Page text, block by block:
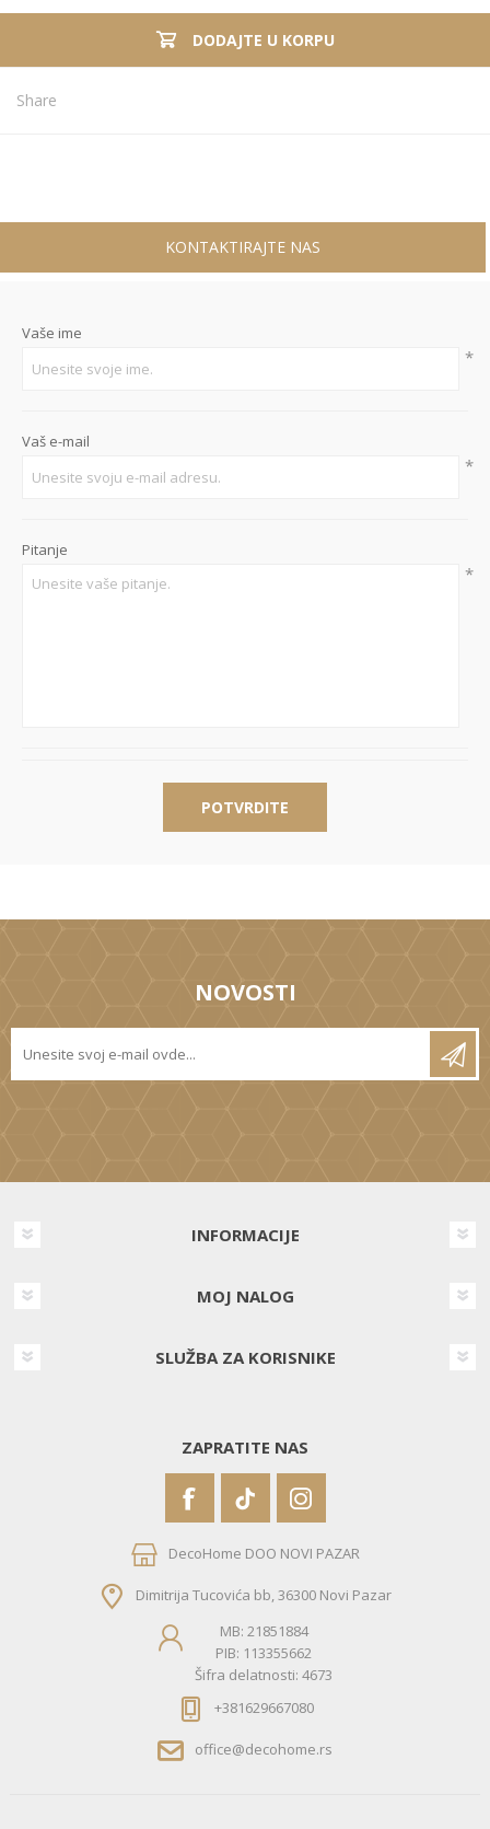
DODAJTE U KORPU
Share
KONTAKTIRAJTE NAS
Vaše ime
*
Vaš e-mail
*
Pitanje
*
POTVRDITE
NOVOSTI
INFORMACIJE
MOJ NALOG
SLUŽBA ZA KORISNIKE
ZAPRATITE NAS
DecoHome DOO NOVI PAZAR
Dimitrija Tucovića bb, 36300 Novi Pazar
MB: 21851884
PIB: 113355662
Šifra delatnosti: 4673
+381629667080
office@decohome.rs